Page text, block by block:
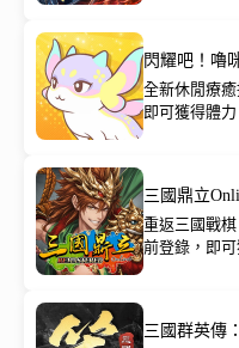
閃耀吧！嚕
全新休閒療
即可獲得體
三國鼎立
重返三國戰
前登錄，即可
三國群英傳